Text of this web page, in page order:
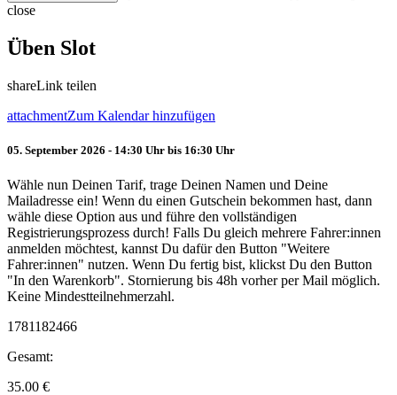
close
Üben Slot
shareLink teilen
attachmentZum Kalendar hinzufügen
05. September 2026 - 14:30 Uhr bis 16:30 Uhr
Wähle nun Deinen Tarif, trage Deinen Namen und Deine
Mailadresse ein! Wenn du einen Gutschein bekommen hast, dann
wähle diese Option aus und führe den vollständigen
Registrierungsprozess durch! Falls Du gleich mehrere Fahrer:innen
anmelden möchtest, kannst Du dafür den Button "Weitere
Fahrer:innen" nutzen. Wenn Du fertig bist, klickst Du den Button
"In den Warenkorb". Stornierung bis 48h vorher per Mail möglich.
Keine Mindestteilnehmerzahl.
1781182466
Gesamt:
35.00 €